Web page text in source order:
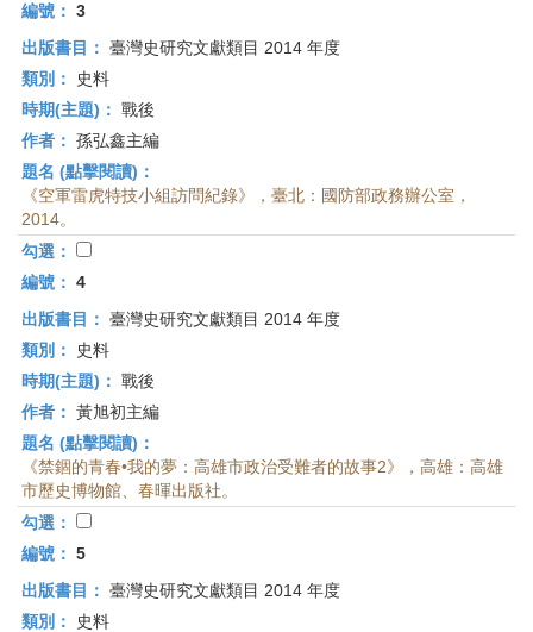
編號： 3
出版書目： 臺灣史研究文獻類目 2014 年度
類別：
史料
時期(主題)： 戰後
作者： 孫弘鑫主編
題名 (點擊閱讀)：
《空軍雷虎特技小組訪問紀錄》，臺北：國防部政務辦公室，
2014。
勾選：
編號： 4
出版書目： 臺灣史研究文獻類目 2014 年度
類別：
史料
時期(主題)： 戰後
作者： 黃旭初主編
題名 (點擊閱讀)：
《禁錮的青春•我的夢：高雄市政治受難者的故事2》，高雄：高雄
市歷史博物館、春暉出版社。
勾選：
編號： 5
出版書目： 臺灣史研究文獻類目 2014 年度
類別：
史料